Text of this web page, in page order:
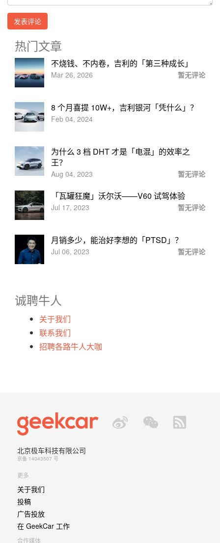
热门文章
不烧钱、不内卷，吉利的「第三种成长」
Mar 26, 2026 暂无评论
8 个月喜提 10W+，吉利银河「凭什么」？
Feb 04, 2024
为什么 3 档 DHT 才是「电混」的效率之
王？
Aug 04, 2023 暂无评论
「瓦罐狂魔」沃尔沃——V60 试驾体验
Jul 17, 2023 暂无评论
月销多少，能治好李想的「PTSD」？
Jul 06, 2023 暂无评论
诚聘牛人
关于我们
联系我们
招聘各路牛人大咖
北京极车科技有限公司
京备 14043507 号
更多
关于我们
投稿
广告投放
在 GeekCar 工作
合作媒体